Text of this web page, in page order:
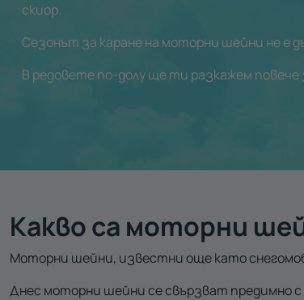
скиор.
Сезонът за каране на моторни шейни не е
В редовете по-долу ще ти разкажем повече
Какво са моторни
Моторни шейни, известни още като
Днес моторни шейни се свързват предимно